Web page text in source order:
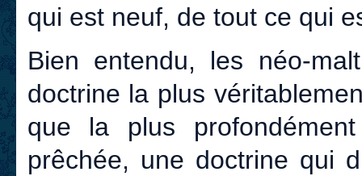
qui est neuf, de tout ce qui
Bien entendu, les néo-
doctrine la plus
que la plus
prêchée, une doctrine qui